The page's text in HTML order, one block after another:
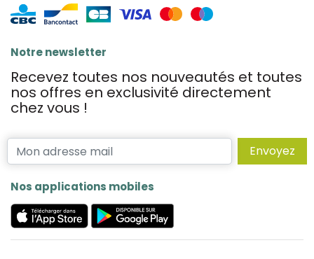
Notre newsletter
Recevez toutes nos nouveautés et toutes
nos offres en exclusivité directement
chez vous !
Envoyez
Nos applications mobiles